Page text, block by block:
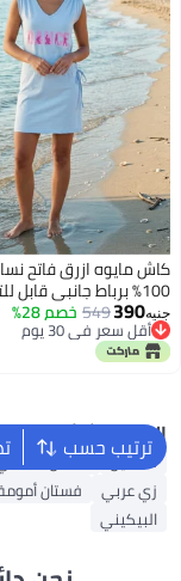
3
كاش مايوه ازرق فاتح
100% برباط جانبي قابل
فستان شاطئ صيفي مريح
جنيه390
549 خصم 28%
أقل سعر في 30 يوم
أقل سعر في 30 يوم
ترتيب حسب
البحث الشائع
فساتين فستان ماكسي
زي عربي
فستان
البيكيني